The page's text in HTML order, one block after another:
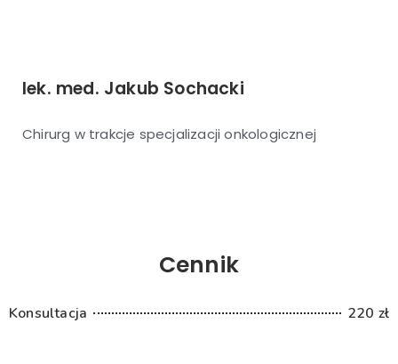
lek. med. Jakub Sochacki
Chirurg w trakcje specjalizacji onkologicznej
Cennik
Konsultacja 220 zł